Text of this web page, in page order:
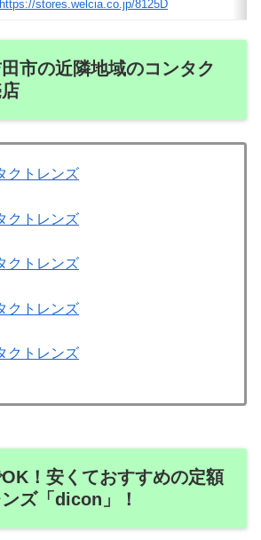
https://stores.welcia.co.jp/8125D
市の近隣地域のコンタク
クトレンズ
クトレンズ
クトレンズ
クトレンズ
クトレンズ
！安くておすすめの定額
ズ「dicon」！